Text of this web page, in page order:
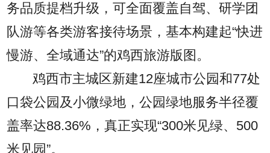
务品质提档升级，可全面覆盖自驾、研学团
队游等各类游客接待场景，基本构建起“快进
慢游、全域通达”的鸡西旅游版图。
鸡西市主城区新建12座城市公园和77处
口袋公园及小微绿地，公园绿地服务半径覆
盖率达88.36%，真正实现“300米见绿、500
米见园”。